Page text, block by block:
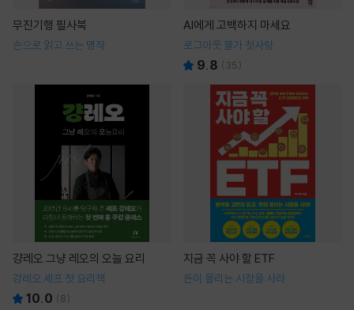
무진기행 필사북
손으로 읽고 쓰는 명작
AI에게 고백하지 마세요
로그아웃 불가 첫사랑
9.8 ( 35)
걍레오 그냥 레오의 오늘 요리
강레오 셰프 첫 요리책
10.0 (8)
지금 꼭 사야 할 ETF
돈이 몰리는 시장을 사라